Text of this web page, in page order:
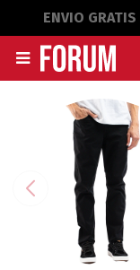
ENVIO GRATIS
